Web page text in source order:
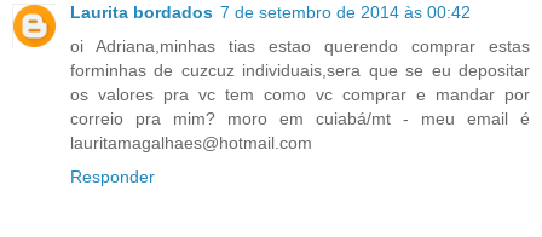
Laurita bordados 7 de setembro de 2014 às 00:42
oi Adriana,minhas tias estao querendo comprar estas
forminhas de cuzcuz individuais,sera que se eu depositar
os valores pra vc tem como vc comprar e mandar por
correio pra mim? moro em cuiabá/mt - meu email é
lauritamagalhaes@hotmail.com
Responder